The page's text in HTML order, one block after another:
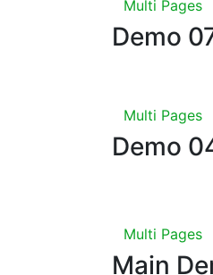
Multi Pages
Demo
Multi Pages
Demo
Multi Pages
Main